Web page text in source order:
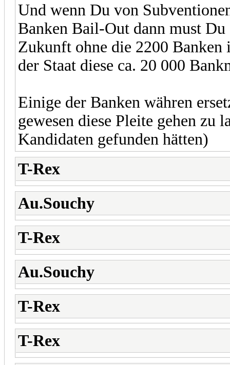
Und wenn Du von
Banken Bail-Out dann must
Zukunft ohne die 2200
der Staat diese ca. 20 000
Einige der Banken währen
gewesen diese Pleite gehen zu
Kandidaten gefunden hätten)
T-Rex
Au.Souchy
T-Rex
Au.Souchy
T-Rex
T-Rex